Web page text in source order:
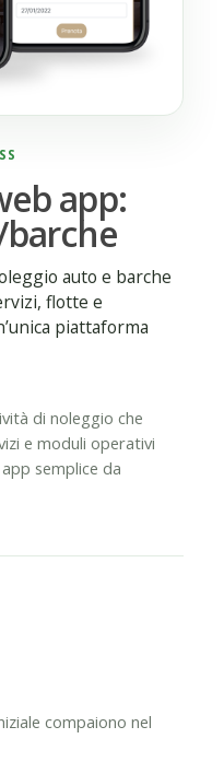
app:
auto e barche
flotte e
piattaforma
di noleggio che
e moduli operativi
semplice da
compaiono nel